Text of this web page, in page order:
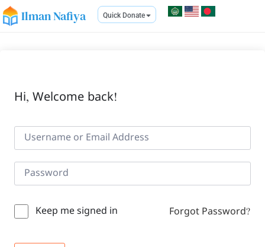
Ilman Nafiya Quick Donate
Hi, Welcome back!
Keep me signed in Forgot Password?